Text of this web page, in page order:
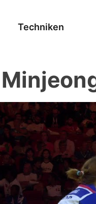
Techniken